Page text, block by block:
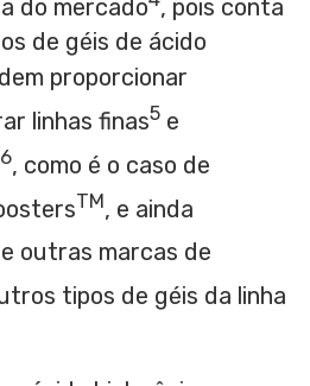
do mercado , pois conta
de géis de ácido
proporcionar
linhas finas5 e
6, como é o caso de
TM, e ainda
e outras marcas de
tipos de géis da linha